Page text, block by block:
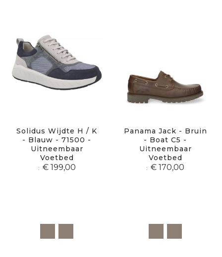
Solidus Wijdte H / K
- Blauw - 71500 -
Uitneembaar
Voetbed
€ 199,00
Panama Jack - Bruin
- Boat C5 -
Uitneembaar
Voetbed
€ 170,00